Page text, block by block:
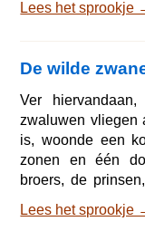
aan de schouder.
het laatste
jongetje iets heel
een soldaatje met
omdat het even
Lees het sprookje
De wilde
Ver
zwaluwen vliegen
is, woonde een
zonen en één
broers, de
opzij; ze
Lees het sprookje